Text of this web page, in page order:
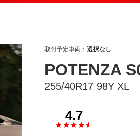
取付予定車両： 選択なし
POTENZA
255/40R17 98Y XL
4.7